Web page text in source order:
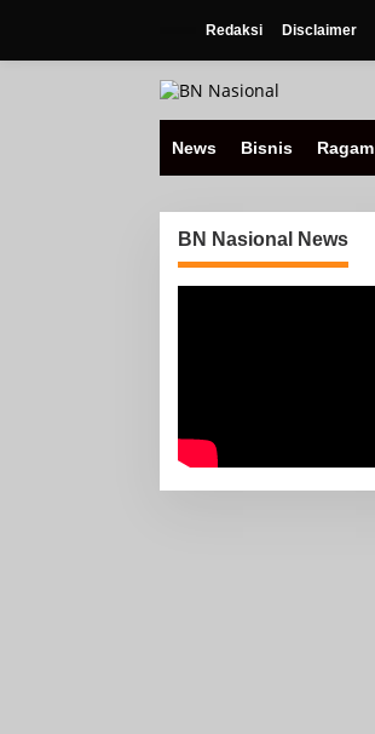
Redaksi Disclaimer
News Bisnis Ragam
BN Nasional News